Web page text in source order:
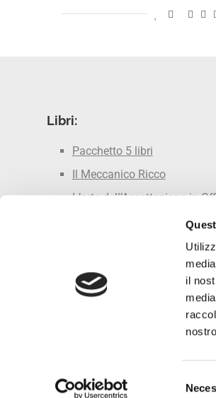
il
Libri:
Pacchetto 5 libri
Il Meccanico Ricco
L’arte dell’Accettazione in
FARE Marketing in Officina
Non Svendere la tua
Smettila di Fare il Meccanico